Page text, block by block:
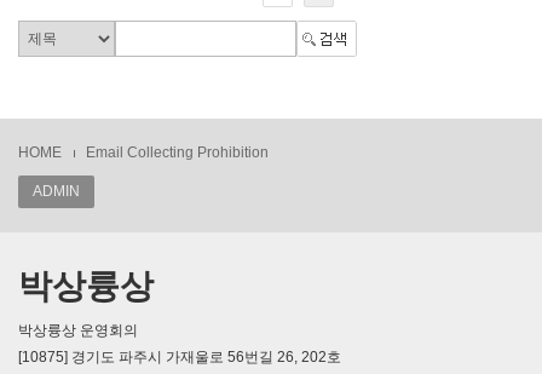
HOME Email Collecting Prohibition
ADMIN
박상륭상
박상륭상 운영회의
[10875] 경기도 파주시 가재울로 56번길 26, 202호